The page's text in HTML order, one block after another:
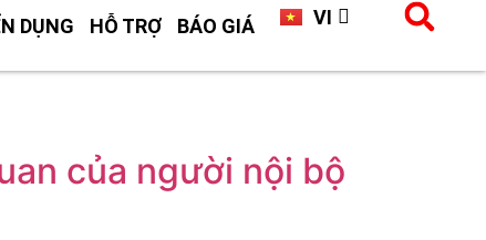
DỤNG HỖ TRỢ BÁO GIÁ VI
CN
của người nội bộ